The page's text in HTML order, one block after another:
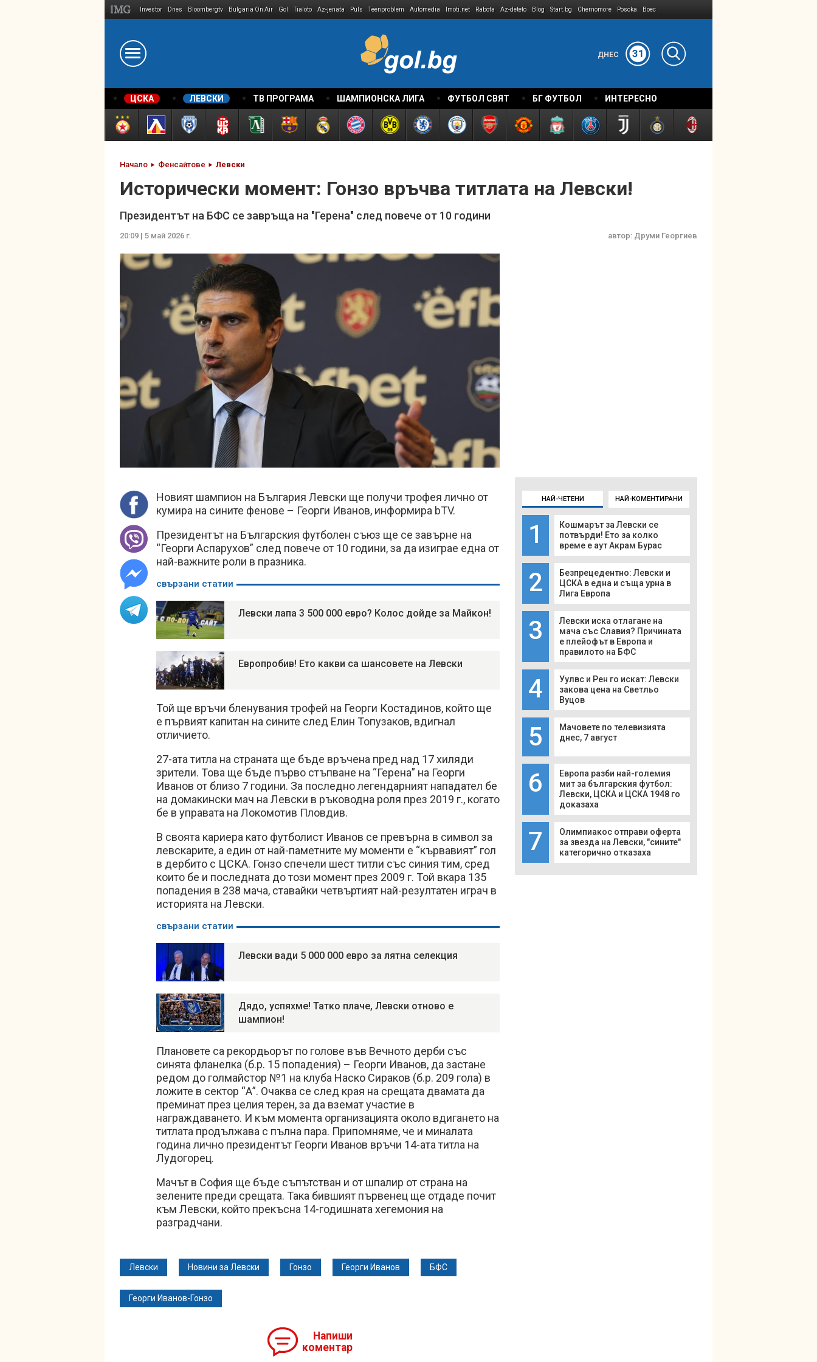
Investor Dnes Bloombergtv Bulgaria On Air Gol Tialoto Az-jenata Puls Teenproblem Automedia Imoti.net Rabota Az-deteto Blog Start.bg Chernomore Posoka Boec
ДНЕС 31
ЦСКА ЛЕВСКИ ТВ ПРОГРАМА ШАМПИОНСКА ЛИГА ФУТБОЛ СВЯТ БГ ФУТБОЛ ИНТЕРЕСНО
Начало Фенсайтове Левски
Исторически момент: Гонзо връчва титлата на Левски!
Президентът на БФС се завръща на "Герена" след повече от 10 години
20:09 | 5 май 2026 г. автор: Друми Георгиев
Новият шампион на България Левски ще получи трофея лично от
кумира на сините фенове – Георги Иванов, информира bTV.
Президентът на Българския футболен съюз ще се завърне на
“Георги Аспарухов” след повече от 10 години, за да изиграе една от
най-важните роли в празника.
свързани статии
Левски лапа 3 500 000 евро? Колос дойде за Майкон!
Европробив! Ето какви са шансовете на Левски
Той ще връчи бленувания трофей на Георги Костадинов, който ще
е първият капитан на сините след Елин Топузаков, вдигнал
отличието.
27-ата титла на страната ще бъде връчена пред над 17 хиляди
зрители. Това ще бъде първо стъпване на “Герена” на Георги
Иванов от близо 7 години. За последно легендарният нападател бе
на домакински мач на Левски в ръководна роля през 2019 г., когато
бе в управата на Локомотив Пловдив.
В своята кариера като футболист Иванов се превърна в символ за
левскарите, а един от най-паметните му моменти е “кървавият” гол
в дербито с ЦСКА. Гонзо спечели шест титли със синия тим, сред
които бе и последната до този момент през 2009 г. Той вкара 135
попадения в 238 мача, ставайки четвъртият най-резултатен играч в
историята на Левски.
свързани статии
Левски вади 5 000 000 евро за лятна селекция
Дядо, успяхме! Татко плаче, Левски отново е
шампион!
Плановете са рекордьорът по голове във Вечното дерби със
синята фланелка (б.р. 15 попадения) – Георги Иванов, да застане
редом до голмайстор №1 на клуба Наско Сираков (б.р. 209 гола) в
ложите в сектор “А”. Очаква се след края на срещата двамата да
преминат през целия терен, за да вземат участие в
награждаването. И към момента организацията около вдигането на
титлата продължава с пълна пара. Припомняме, че и миналата
година лично президентът Георги Иванов връчи 14-ата титла на
Лудогорец.
Мачът в София ще бъде съпътстван и от шпалир от страна на
зелените преди срещата. Така бившият първенец ще отдаде почит
към Левски, който прекъсна 14-годишната хегемония на
разградчани.
Левски Новини за Левски Гонзо Георги Иванов БФС
Георги Иванов-Гонзо
Напиши
коментар
НАЙ-ЧЕТЕНИ НАЙ-КОМЕНТИРАНИ
1
Кошмарът за Левски се
потвърди! Ето за колко
време е аут Акрам Бурас
2
Безпрецедентно: Левски и
ЦСКА в една и съща урна в
Лига Европа
3
Левски иска отлагане на
мача със Славия? Причината
е плейофът в Европа и
правилото на БФС
4
Уулвс и Рен го искат: Левски
закова цена на Светльо
Вуцов
5
Мачовете по телевизията
днес, 7 август
6
Европа разби най-големия
мит за българския футбол:
Левски, ЦСКА и ЦСКА 1948 го
доказаха
7
Олимпиакос отправи оферта
за звезда на Левски, "сините"
категорично отказаха